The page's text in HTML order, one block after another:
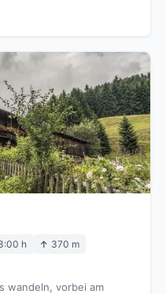
h ↑ 370 m
wandeln, vorbei am